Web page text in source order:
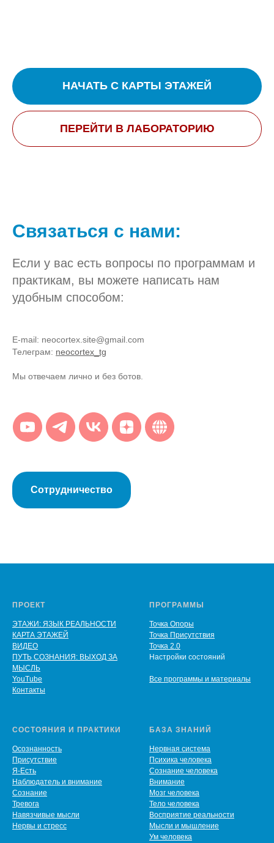
НАЧАТЬ С КАРТЫ ЭТАЖЕЙ
ПЕРЕЙТИ В ЛАБОРАТОРИЮ
Связаться с нами:
Если у вас есть вопросы по программам и
практикам, вы можете написать нам
удобным способом:
E-mail: neocortex.site@gmail.com
Телеграм: neocortex_tg
Мы отвечаем лично и без ботов.
Сотрудничество
ПРОЕКТ
ЭТАЖИ: ЯЗЫК РЕАЛЬНОСТИ
КАРТА ЭТАЖЕЙ
ВИДЕО
ПУТЬ СОЗНАНИЯ: ВЫХОД ЗА
МЫСЛЬ
YouTube
Контакты
ПРОГРАММЫ
Точка Опоры
Точка Присутствия
Точка 2.0
Настройки состояний
Все программы и материалы
СОСТОЯНИЯ И ПРАКТИКИ
Осознанность
Присутствие
Я-Есть
Наблюдатель и внимание
Сознание
Тревога
Навязчивые мысли
Нервы и стресс
БАЗА ЗНАНИЙ
Нервная система
Психика человека
Сознание человека
Внимание
Мозг человека
Тело человека
Восприятие реальности
Мысли и мышление
Ум человека